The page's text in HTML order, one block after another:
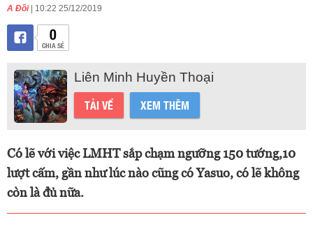
A Đồi | 10:22 25/12/2019
0
CHIA SẺ
Liên Minh Huyền Thoại
TẢI VỀ XEM THÊM
Có lẽ với việc LMHT sắp chạm ngưỡng 150 tướng,10
lượt cấm, gần như lúc nào cũng có Yasuo, có lẽ không
còn là đủ nữa.